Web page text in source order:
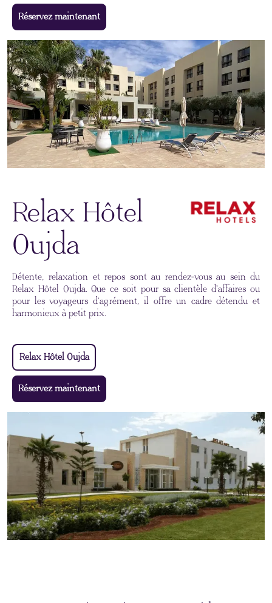
Réservez maintenant
Relax Hôtel
Oujda
Détente, relaxation et repos sont au rendez-vous au sein du
Relax Hôtel Oujda. Que ce soit pour sa clientèle d'affaires ou
pour les voyageurs d’agrément, il offre un cadre détendu et
harmonieux à petit prix.
Relax Hôtel Oujda
Réservez maintenant